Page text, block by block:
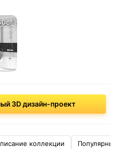
3D дизайн-проект
коллекции